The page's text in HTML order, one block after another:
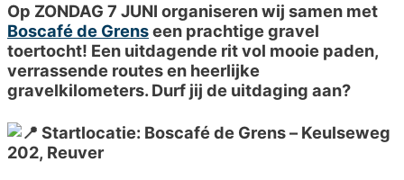
Op ZONDAG 7 JUNI organiseren wij samen met
Boscafé de Grenseen prachtige gravel
toertocht! Een uitdagende rit vol mooie paden,
verrassende routes en heerlijke
gravelkilometers. Durf jij de uitdaging aan?
Startlocatie: Boscafé de Grens – Keulseweg
202, Reuver